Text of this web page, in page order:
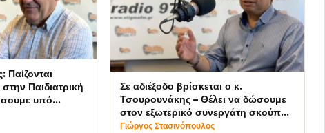
Παίζονται
Παιδιατρική
υπό
Σε αδιέξοδο βρίσκεται ο κ.
Τσουρουνάκης – Θέλει να δώσουμε
στον εξωτερικό συνεργάτη σκούπα
και φαράσι;
Γιώργος Στασινόπουλος